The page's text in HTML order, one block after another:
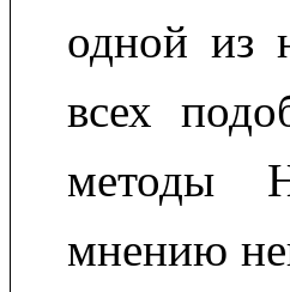
одной из
всех
методы
мнению